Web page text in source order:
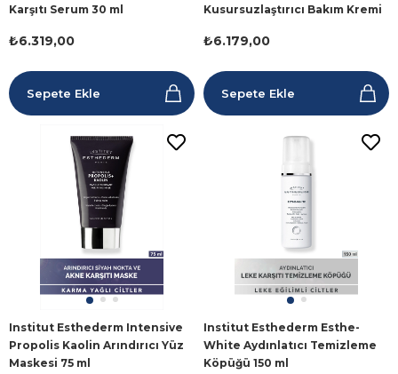
Karşıtı Serum 30 ml
₺6.319,00
Sepete Ekle
Kusursuzlaştırıcı Bakım Kremi
₺6.179,00
Sepete Ekle
Institut Esthederm Intensive
Propolis Kaolin Arındırıcı Yüz
Maskesi 75 ml
Institut Esthederm Esthe-
White Aydınlatıcı Temizleme
Köpüğü 150 ml